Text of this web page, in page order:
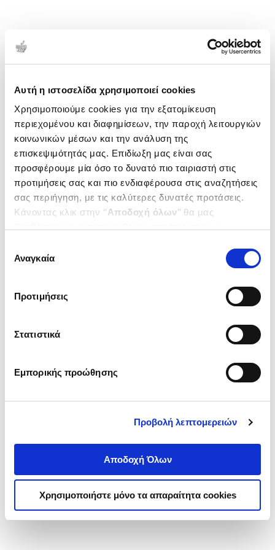
Αυτή η ιστοσελίδα χρησιμοποιεί cookies
Χρησιμοποιούμε cookies για την εξατομίκευση
περιεχομένου και διαφημίσεων, την παροχή λειτουργιών
κοινωνικών μέσων και την ανάλυση της
επισκεψιμότητάς μας. Επιδίωξη μας είναι σας
προσφέρουμε μία όσο το δυνατό πιο ταιριαστή στις
προτιμήσεις σας και πιο ενδιαφέρουσα στις αναζητήσεις
σας περιήγηση, με τις καλύτερες δυνατές προτάσεις.
Κάνοντας κλικ στην ‘’Αποδοχή όλων’’ θα μας
ενδιαφέρουν και να επιλέξετε από τα παρακάτω με την
΄΄και να ενημερωθείτε σχετικά με
συγκατάθεσης
Αναγκαία
Προτιμήσεις
Στατιστικά
Εμπορικής προώθησης
Προβολή λεπτομερειών
Αποδοχή Όλων
Χρησιμοποιήστε μόνο τα απαραίτητα cookies